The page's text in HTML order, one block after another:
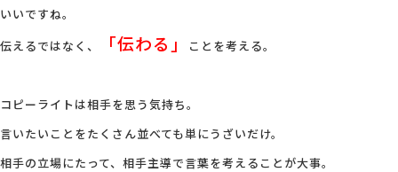
いいですね。
伝えるではなく、
「伝わる」 ことを考える。
コピーライトは相手を思う気持ち。
言いたいことをたくさん並べても単にうざいだけ。
相手の立場にたって、相手主導で言葉を考えることが大事。